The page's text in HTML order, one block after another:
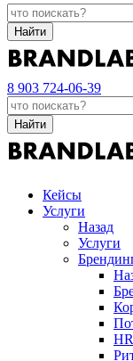
Найти
8 903 724-06-39
Найти
Кейсы
Услуги
Назад
Услуги